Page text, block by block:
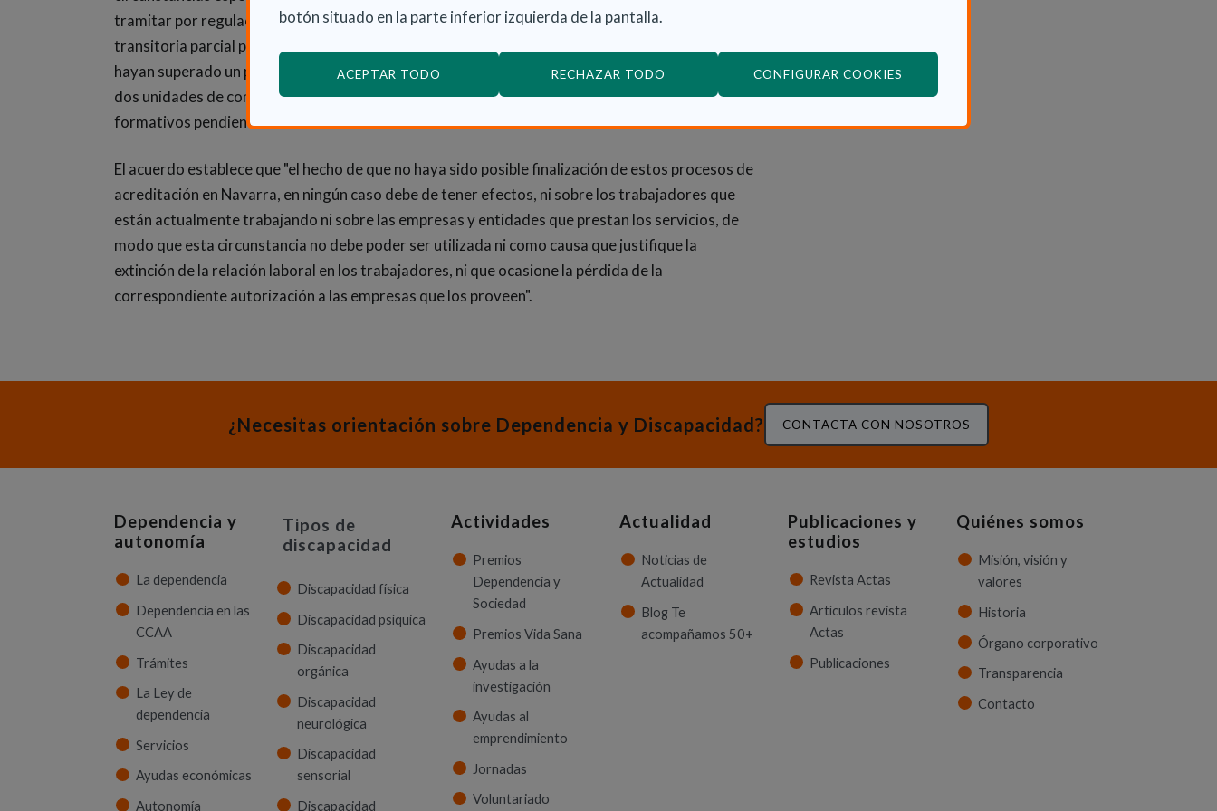
botón situado en la parte inferior izquierda de la pantalla.
ACEPTAR TODO RECHAZAR TODO CONFIGURAR COOKIES
tramitar por regulación de Orden Foral del Departamento de Política Social una autorización
transitoria parcial para dos colectivos concretos, el de los mayores de 60 años y el de quienes
hayan superado un proceso de acreditación parcial vía experiencia y tengan pendiente no más de
dos unidades de competencia o estén en un proceso formativo con un máximo de dos módulos
formativos pendientes.
El acuerdo establece que "el hecho de que no haya sido posible finalización de estos procesos de
acreditación en Navarra, en ningún caso debe de tener efectos, ni sobre los trabajadores que
están actualmente trabajando ni sobre las empresas y entidades que prestan los servicios, de
modo que esta circunstancia no debe poder ser utilizada ni como causa que justifique la
extinción de la relación laboral en los trabajadores, ni que ocasione la pérdida de la
correspondiente autorización a las empresas que los proveen".
¿Necesitas orientación sobre Dependencia y Discapacidad? CONTACTA CON NOSOTROS
Dependencia y
autonomía
La dependencia
Dependencia en las
CCAA
Trámites
La Ley de
dependencia
Servicios
Ayudas económicas
Autonomía
Tipos de
discapacidad
Discapacidad física
Discapacidad psíquica
Discapacidad
orgánica
Discapacidad
neurológica
Discapacidad
sensorial
Discapacidad
Actividades
Premios
Dependencia y
Sociedad
Premios Vida Sana
Ayudas a la
investigación
Ayudas al
emprendimiento
Jornadas
Voluntariado
Actualidad
Noticias de
Actualidad
Blog Te
acompañamos 50+
Publicaciones y
estudios
Revista Actas
Artículos revista
Actas
Publicaciones
Quiénes somos
Misión, visión y
valores
Historia
Órgano corporativo
Transparencia
Contacto